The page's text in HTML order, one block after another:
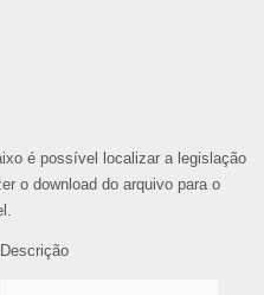
é possível localizar a legislação
o download do arquivo para o
Descrição